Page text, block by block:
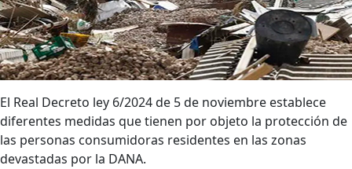
El Real Decreto ley 6/2024 de 5 de noviembre establece
diferentes medidas que tienen por objeto la protección de
las personas consumidoras residentes en las zonas
devastadas por la DANA.